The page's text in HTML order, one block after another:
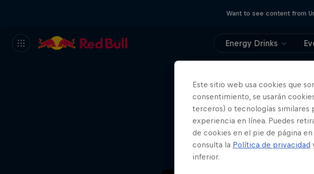
Want to see content from
Energy Drinks
Vaya. Lo
está
Este sitio web usa cookies que
consentimiento, se usarán
terceros) o tecnologías similares
experiencia en línea. Puedes
de cookies en el pie de página
consulta la Política de privacidad
inferior.